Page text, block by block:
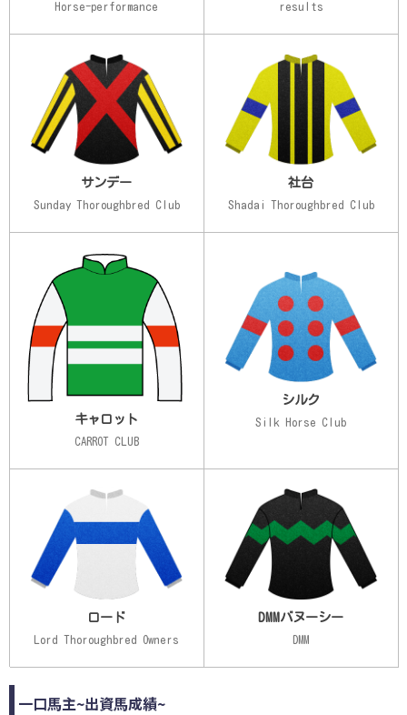
Horse-performance results
サンデー
Sunday Thoroughbred Club
社台
Shadai Thoroughbred Club
キャロット
CARROT CLUB
シルク
Silk Horse Club
ロード
Lord Thoroughbred Owners
DMMバヌーシー
DMM
一口馬主~出資馬成績~